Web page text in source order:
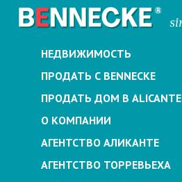
НЕДВИЖИМОСТЬ
ПРОДАТЬ С BENNECKE
ПРОДАТЬ ДОМ В ALICANTE
О КОМПАНИИ
АГЕНТСТВО АЛИКАНТЕ
АГЕНТСТВО ТОРРЕВЬЕХА